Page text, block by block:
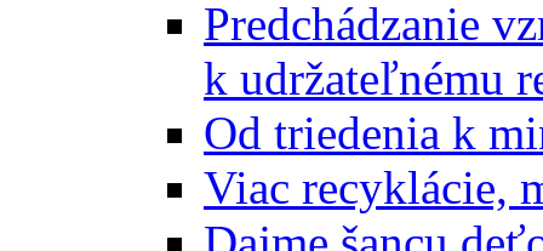
Predchádzanie
k udržateľnému
Od triedenia k
Viac recyklácie,